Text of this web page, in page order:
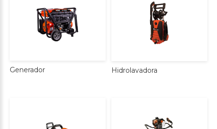
Generador Hidrolavadora